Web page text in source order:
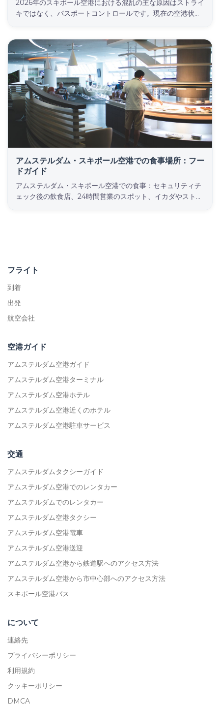
2026年のスキポール空港における混乱の主な原因はストライ
キではなく、パスポートコントロールです。現在の空港状況
します。
アムステルダム・スキポール空港での食事場所：フー
ドガイド
アムステルダム・スキポール空港での食事：セキュリティチ
ェック後の飲食店、24時間営業のスポット、イカダやストロ
フライト
到着
出発
航空会社
空港ガイド
アムステルダム空港ガイド
アムステルダム空港ターミナル
アムステルダム空港ホテル
アムステルダム空港近くのホテル
アムステルダム空港駐車サービス
交通
アムステルダムタクシーガイド
アムステルダム空港でのレンタカー
アムステルダムでのレンタカー
アムステルダム空港タクシー
アムステルダム空港電車
アムステルダム空港送迎
アムステルダム空港から鉄道駅へのアクセス方法
アムステルダム空港から市中心部へのアクセス方法
スキポール空港バス
について
連絡先
プライバシーポリシー
利用規約
クッキーポリシー
DMCA